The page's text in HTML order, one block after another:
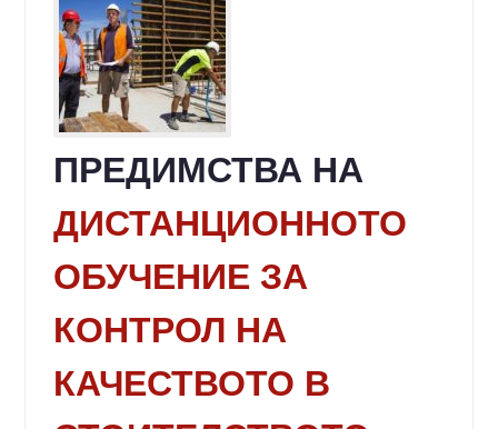
ПРЕДИМСТВА НА
ДИСТАНЦИОННОТО
ОБУЧЕНИЕ ЗА
КОНТРОЛ НА
КАЧЕСТВОТО В